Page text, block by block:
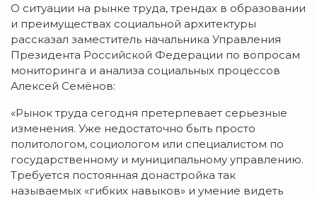
О ситуации на рынке труда, трендах в образовании
и преимуществах социальной архитектуры
рассказал заместитель начальника Управления
Президента Российской Федерации по вопросам
мониторинга и анализа социальных процессов
Алексей Семёнов:
«Рынок труда сегодня претерпевает серьезные
изменения. Уже недостаточно быть просто
политологом, социологом или специалистом по
государственному и муниципальному управлению.
Требуется постоянная донастройка так
называемых «гибких навыков» и умение видеть